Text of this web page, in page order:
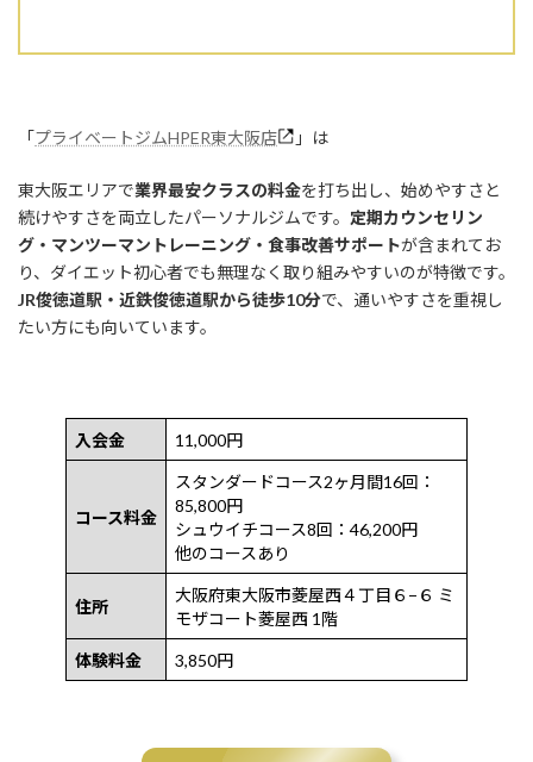
「プライベートジムHPER東大阪店 」は
東大阪エリアで業界最安クラスの料金を打ち出し、始めやすさと
続けやすさを両立したパーソナルジムです。 定期カウンセリン
グ・マンツーマントレーニング・食事改善サポートが含まれてお
り、ダイエット初心者でも無理なく取り組みやすいのが特徴です。
JR俊徳道駅・近鉄俊徳道駅から徒歩10分で、通いやすさを重視し
たい方にも向いています。
入会金 11,000円
コース料金
スタンダードコース2ヶ月間16回：
85,800円
シュウイチコース8回：46,200円
他のコースあり
住所
大阪府東大阪市菱屋西４丁目６−６ ミ
モザコート菱屋西 1階
体験料金 3,850円